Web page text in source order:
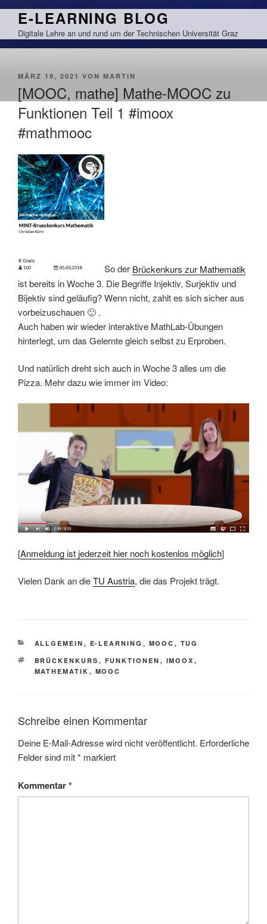
Zum
springen
E-LEARNING BLOG
Digitale Lehre an und rund um der Technischen Universität Graz
VERÖFFENTLICHT
MÄRZ 19, 2021 VON MARTIN
[MOOC, mathe] Mathe-MOOC zu
Funktionen Teil 1 #imoox
#mathmooc
So der Brückenkurs zur Mathematik
ist bereits in Woche 3. Die Begriffe Injektiv, Surjektiv und
Bijektiv sind geläufig? Wenn nicht, zahlt es sich sicher aus
vorbeizuschauen 🙂 .
Auch haben wir wieder interaktive MathLab-Übungen
hinterlegt, um das Gelernte gleich selbst zu Erproben.
Und natürlich dreht sich auch in Woche 3 alles um die
Pizza. Mehr dazu wie immer im Video:
[Anmeldung ist jederzeit hier noch kostenlos möglich]
Vielen Dank an dieTU Austria, die das Projekt trägt.
KATEGORIEN
ALLGEMEIN , E-LEARNING , MOOC , TUG
SCHLAGWÖRTER
BRÜCKENKURS , FUNKTIONEN , IMOOX ,
MATHEMATIK , MOOC
Schreibe einen Kommentar
Deine E-Mail-Adresse wird nicht veröffentlicht. Erforderliche
Felder sind mit* markiert
Kommentar*